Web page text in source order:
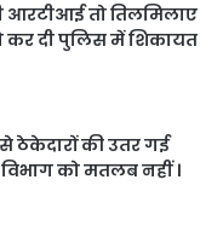
आरटीआई तो तिलमिलाए
दी पुलिस में शिकायत
ठेकेदारों की उतर गई
को मतलब नहीं ।